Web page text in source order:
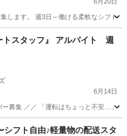
します。 週3日～働ける柔軟なシフト
原市 スタッフ
トスタッフ』 アルバイト 週
6月14日
募集 ／／ 「運転はちょっと不安…」
フト自由♪軽量物の配送スタ